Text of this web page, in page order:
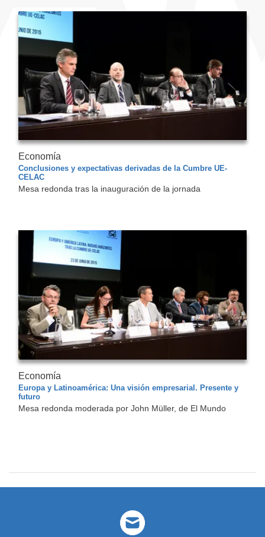
Economía
Conclusiones y expectativas derivadas de la Cumbre UE-
CELAC
Mesa redonda tras la inauguración de la jornada
Economía
Europa y Latinoamérica: Una visión empresarial. Presente y
futuro
Mesa redonda moderada por John Müller, de El Mundo